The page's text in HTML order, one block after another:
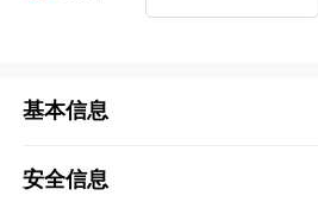
基本信息
安全信息